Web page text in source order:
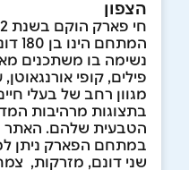
הצפון
נשימה בו משתכנים
פילים, קופי
מגוון רחב של בעלי
בתצוגות מרהיבות
הטבעית שלהם. האתר
במתחם הפארק ניתן
שני דונם, מזרקות,